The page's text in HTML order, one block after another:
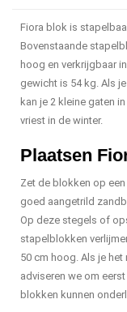
Fiora blok is
Bovenstaande
hoog en verkrijgbaar
gewicht is 54 kg. Als
kan je 2 kleine gaten
vriest in de winter.
Plaatsen
Zet de blokken op
goed aangetrild
Op deze stegels of
stapelblokken
50 cm hoog. Als je
adviseren we om
blokken kunnen